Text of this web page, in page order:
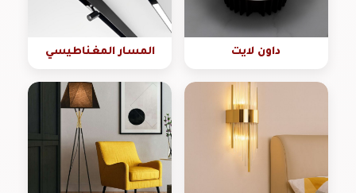
داون لايت المسار المغناطيسي